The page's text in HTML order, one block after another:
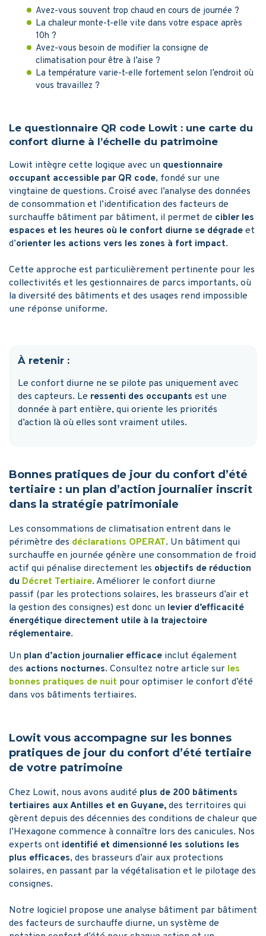
Avez-vous souvent trop chaud en cours de journée ?
La chaleur monte-t-elle vite dans votre espace après
10h ?
Avez-vous besoin de modifier la consigne de
climatisation pour être à l’aise ?
La température varie-t-elle fortement selon l’endroit où
vous travaillez ?
Le questionnaire QR code Lowit : une carte du
confort diurne à l’échelle du patrimoine
Lowit intègre cette logique avec un questionnaire
occupant accessible par QR code, fondé sur une
vingtaine de questions. Croisé avec l’analyse des données
de consommation et l’identification des facteurs de
surchauffe bâtiment par bâtiment, il permet de cibler les
espaces et les heures où le confort diurne se dégrade et
d’orienter les actions vers les zones à fort impact.
Cette approche est particulièrement pertinente pour les
collectivités et les gestionnaires de parcs importants, où
la diversité des bâtiments et des usages rend impossible
une réponse uniforme.
À retenir :
Le confort diurne ne se pilote pas uniquement avec
des capteurs. Le ressenti des occupants est une
donnée à part entière, qui oriente les priorités
d’action là où elles sont vraiment utiles.
Bonnes pratiques de jour du confort d’été
tertiaire : un plan d’action journalier inscrit
dans la stratégie patrimoniale
Les consommations de climatisation entrent dans le
périmètre des déclarations OPERAT. Un bâtiment qui
surchauffe en journée génère une consommation de froid
actif qui pénalise directement les objectifs de réduction
du Décret Tertiaire. Améliorer le confort diurne
passif (par les protections solaires, les brasseurs d’air et
la gestion des consignes) est donc un levier d’efficacité
énergétique directement utile à la trajectoire
réglementaire.
Un plan d’action journalier efficace inclut également
des actions nocturnes. Consultez notre article sur les
bonnes pratiques de nuit pour optimiser le confort d’été
dans vos bâtiments tertiaires.
Lowit vous accompagne sur les bonnes
pratiques de jour du confort d’été tertiaire
de votre patrimoine
Chez Lowit, nous avons audité plus de 200 bâtiments
tertiaires aux Antilles et en Guyane, des territoires qui
gèrent depuis des décennies des conditions de chaleur que
l’Hexagone commence à connaître lors des canicules. Nos
experts ont identifié et dimensionné les solutions les
plus efficaces, des brasseurs d’air aux protections
solaires, en passant par la végétalisation et le pilotage des
consignes.
Notre logiciel propose une analyse bâtiment par bâtiment
des facteurs de surchauffe diurne, un système de